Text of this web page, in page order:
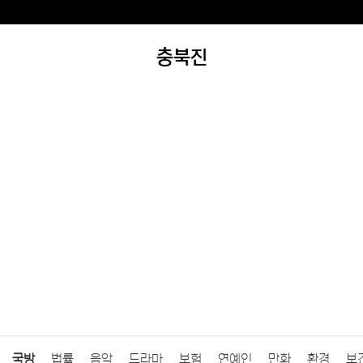
충북진
국방 법률 음악 드라마 보험 연예인 만화 환경 보